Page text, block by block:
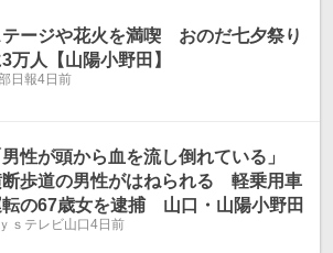
テージや花火を満喫 おのだ七夕祭り
万人【山陽小野田】
日報4日前
男性が頭から血を流し倒れている」
歩道の男性がはねられる 軽乗用車
の67歳女を逮捕 山口・山陽小野田
ｓテレビ山口4日前